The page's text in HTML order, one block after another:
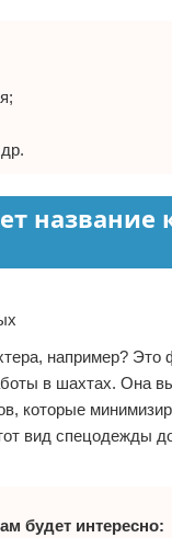
название
например? Это
в шахтах. Она
которые
вид спецодежды
будет интересно: